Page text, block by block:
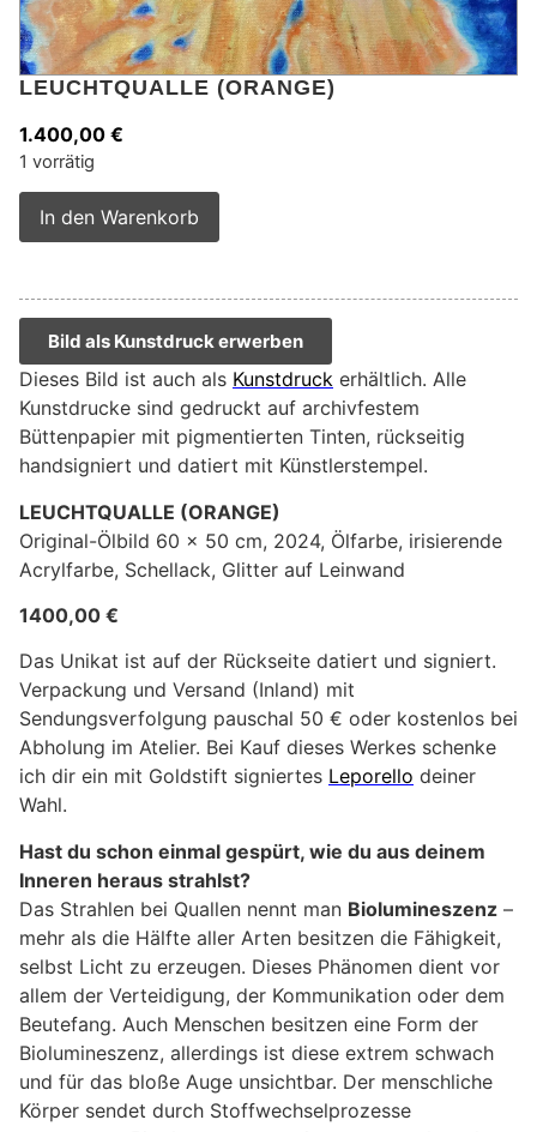
LEUCHTQUALLE (ORANGE)
1.400,00 €
1 vorrätig
In den Warenkorb
Bild als Kunstdruck erwerben
Dieses Bild ist auch als Kunstdruck erhältlich. Alle
Kunstdrucke sind gedruckt auf archivfestem
Büttenpapier mit pigmentierten Tinten, rückseitig
handsigniert und datiert mit Künstlerstempel.
LEUCHTQUALLE (ORANGE)
Original-Ölbild 60 x 50 cm, 2024, Ölfarbe, irisierende
Acrylfarbe, Schellack, Glitter auf Leinwand
1400,00 €
Das Unikat ist auf der Rückseite datiert und signiert.
Verpackung und Versand (Inland) mit
Sendungsverfolgung pauschal 50 € oder kostenlos bei
Abholung im Atelier. Bei Kauf dieses Werkes schenke
ich dir ein mit Goldstift signiertes Leporello deiner
Wahl.
Hast du schon einmal gespürt, wie du aus deinem
Inneren heraus strahlst?
Das Strahlen bei Quallen nennt man Biolumineszenz –
mehr als die Hälfte aller Arten besitzen die Fähigkeit,
selbst Licht zu erzeugen. Dieses Phänomen dient vor
allem der Verteidigung, der Kommunikation oder dem
Beutefang. Auch Menschen besitzen eine Form der
Biolumineszenz, allerdings ist diese extrem schwach
und für das bloße Auge unsichtbar. Der menschliche
Körper sendet durch Stoffwechselprozesse